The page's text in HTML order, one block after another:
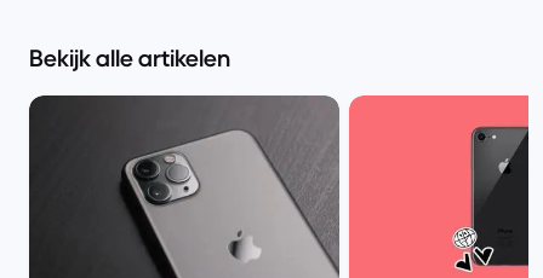
Bekijk alle artikelen